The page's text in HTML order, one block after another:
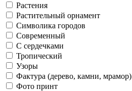
Растения
Растительный орнамент
Символика городов
Современный
С сердечками
Тропический
Узоры
Фактура (дерево, камни, мрамор)
Фото принт